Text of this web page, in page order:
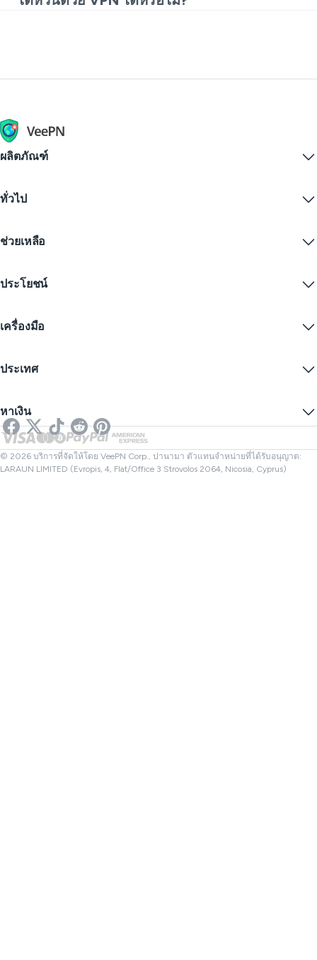
ต้องการทางเลือกที่เรียบง่ายและปราศจากความเสี่ยง
ผลิตภัณฑ์
VPN for macOS
iOS VPN
Firefox
VPN ฟรี
ทั่วไป
ดาวน์โหลด VPN
ราคา
ส่วนลดนักเรียน
บล็อก
ช่วยเหลือ
ติดต่อเรา
นโยบายความเป็นส่วนตัว
การตั้งค่าคุกกี้
ประโยชน์
ความเป็นส่วนตัวทางอินเทอร์เน็ต
IP ไม่ระบุตัวตน
VPN สำหรับการสตรีม
Netflix VPN
เครื่องมือ
ซ่อน IP ของคุณ
SMS ออนไลน์
ตรวจสอบลิงก์
ตรวจสอบไฟล์
ประเทศ
VPN ของสหราชอาณาจักร
VPN ของแคนาดา
VPN ของตุรกี
หาเงิน
พันธมิตร
© 2026 บริการที่จัดให้โดย VeePN Corp., ปานามา ตัวแทนจำหน่ายที่ได้รับอนุญาต:
LARAUN LIMITED (Evropis, 4, Flat/Office 3 Strovolos 2064, Nicosia, Cyprus)